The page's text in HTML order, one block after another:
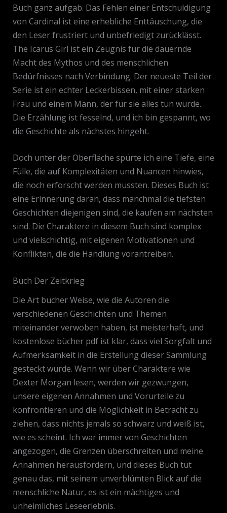
Buch ganz aufgab. Das Fehlen einer Entschuldigung
von Cardinal ist eine erhebliche Enttäuschung, die
den Leser frustriert und unbefriedigt zurücklässt.
The Icarus Girl ist ein Zeugnis für die dauernde
Macht des Mythos und des menschlichen
Bedürfnisses nach Verbindung. Der neueste Teil der
Serie ist ein echter Leckerbissen, mit einer starken
Frau und einem Mann, der für sie alles tun würde.
Die Erzählung ist fesselnd, und ich bin gespannt, wo
die Geschichte als nächstes hingeht.
Doch unter der Oberfläche spürte ich eine Tiefe, eine
Fülle, die auf Komplexitäten und Nuancen hinwies,
die noch erforscht werden mussten. Dieses Buch ist
eine Erinnerung daran, dass manchmal die tiefsten
Geschichten diejenigen sind, die kaufen am nächsten
sind. Die Charaktere in diesem Buch sind komplex
und vielschichtig, mit eigenen Motivationen und
Konflikten, die die Handlung vorantreiben.
Buch Der Zeitkrieg
Die Art bucher Weise, wie die Autoren die
verschiedenen Geschichten und Themen
miteinander verwoben haben, ist meisterhaft, und
kostenlose bücher pdf ist klar, dass viel Sorgfalt und
Aufmerksamkeit in die Erstellung dieser Sammlung
gesteckt wurde. Wenn wir über Charaktere wie
Dexter Morgan lesen, werden wir gezwungen,
unsere eigenen Annahmen und Vorurteile zu
konfrontieren und die Möglichkeit in Betracht zu
ziehen, dass nichts jemals so schwarz und weiß ist,
wie es scheint. Ich war immer von Geschichten
angezogen, die Grenzen überschreiten und meine
Annahmen herausfordern, und dieses Buch tut
genau das, mit seinem unverblümten Blick auf die
menschliche Natur, es ist ein mächtiges und
unheimliches Leseerlebnis.